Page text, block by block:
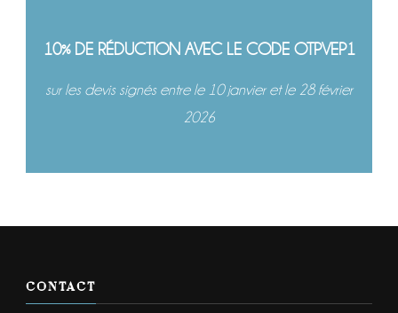
10% DE RÉDUCTION AVEC LE CODE OTPVEP1
sur les devis signés entre le 10 janvier et le 28 février
2026
CONTACT